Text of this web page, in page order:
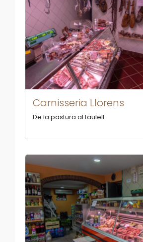
Carnisseria Llorens
De la pastura al taulell.